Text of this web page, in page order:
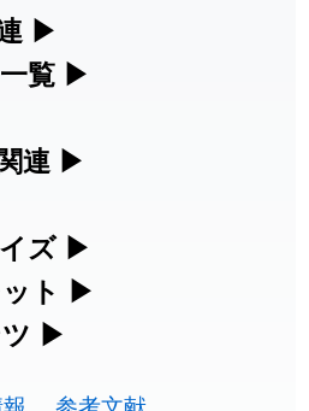
イメージを追加しました
イメージを追加しました
イメージを追加しました
イメージを追加しました
のイメージを追加しました
▶
手書き入力、書き順
習に役立つツールを
います。
- 読み方検索
漢字入力
き順 書き取り練習
覧 ▶
一覧、熟語辞典、地
各種リファレンスツ
です。
別漢字一覧
漢字一覧
の意味検索、発音記
など英語学習ツール
です。
・発音・類語辞典
発音記号一覧
連 ▶
換、韓国語の手書き
語学習ツールです。
入力 変換ツール
ツ選手の名前の読み
認できます。
・名前一覧と発音
ズ ▶
字クイズなど、楽し
るゲームです。
ト ▶
、どのサイトからで
す。
▶